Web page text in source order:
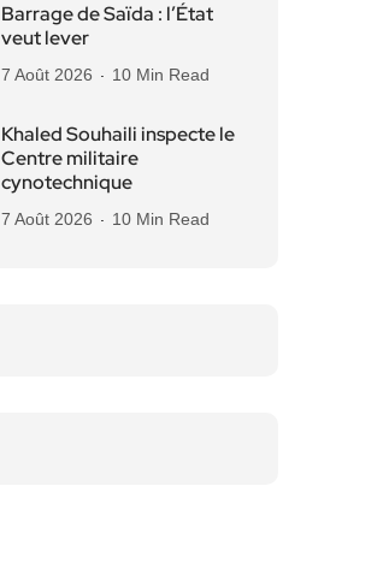
Barrage de Saïda : l’État
veut lever
7 Août 2026 10 Min Read
Khaled Souhaili inspecte le
Centre militaire
cynotechnique
7 Août 2026 10 Min Read